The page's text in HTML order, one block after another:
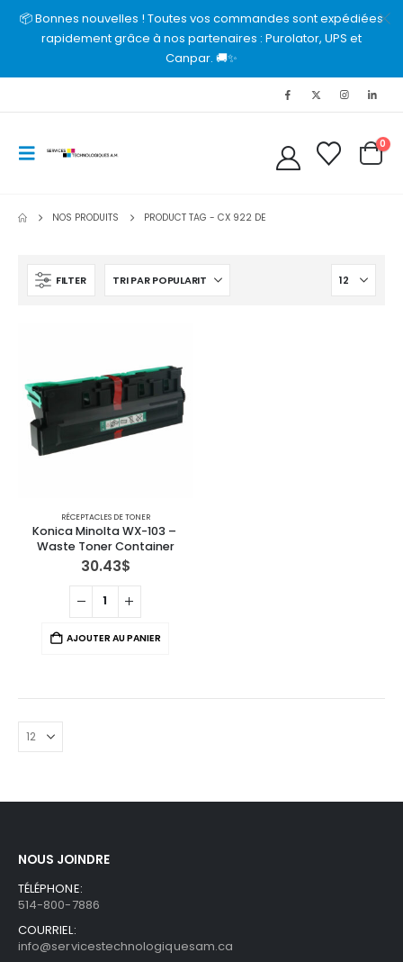
📦 Bonnes nouvelles ! Toutes vos commandes sont expédiées
rapidement grâce à nos partenaires : Purolator, UPS et
Canpar. 🚚✨
0
NOS PRODUITS PRODUCT TAG -CX 922 DE
FILTER
RÉCEPTACLES DE TONER
Konica Minolta WX-103 –
Waste Toner Container
30.43$
AJOUTER AU PANIER
NOUS JOINDRE
TÉLÉPHONE:
514-800-7886
COURRIEL:
info@servicestechnologiquesam.ca